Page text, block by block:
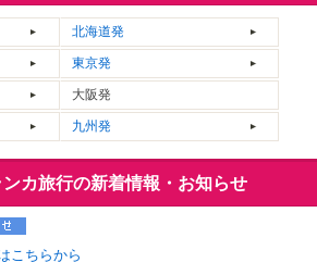
北海道発
東京発
大阪発
九州発
カ旅行の新着情報・お知らせ
こちらから